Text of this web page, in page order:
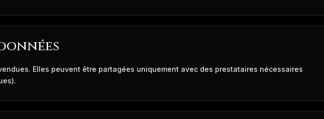
Elles peuvent être partagées uniquement avec des prestataires nécessaires